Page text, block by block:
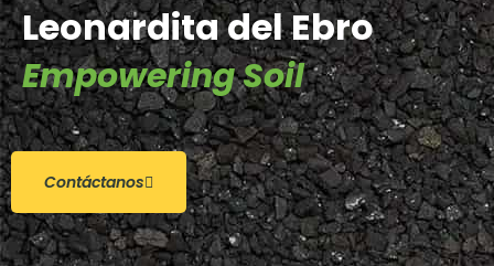
Leonardita del Ebro
Empowering Soil
Contáctanos